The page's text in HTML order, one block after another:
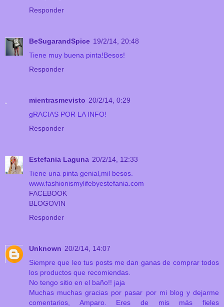
Responder
BeSugarandSpice 19/2/14, 20:48
Tiene muy buena pinta!Besos!
Responder
mientrasmevisto 20/2/14, 0:29
gRACIAS POR LA INFO!
Responder
Estefania Laguna 20/2/14, 12:33
Tiene una pinta genial,mil besos.
www.fashionismylifebyestefania.com
FACEBOOK
BLOGOVIN
Responder
Unknown 20/2/14, 14:07
Siempre que leo tus posts me dan ganas de comprar todos
los productos que recomiendas.
No tengo sitio en el baño!! jaja
Muchas muchas gracias por pasar por mi blog y dejarme
comentarios, Amparo. Eres de mis más fieles